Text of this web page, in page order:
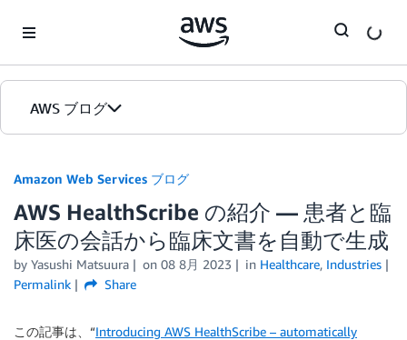
AWS ブログ
カテゴリ
エディション
Amazon Web Services ブログ
AWS HealthScribe の紹介 — 患者と臨
床医の会話から臨床文書を自動で生成
by Yasushi Matsuura on 08 8月 2023 in Healthcare, Industries
Permalink
Share
この記事は、“Introducing AWS HealthScribe – automatically